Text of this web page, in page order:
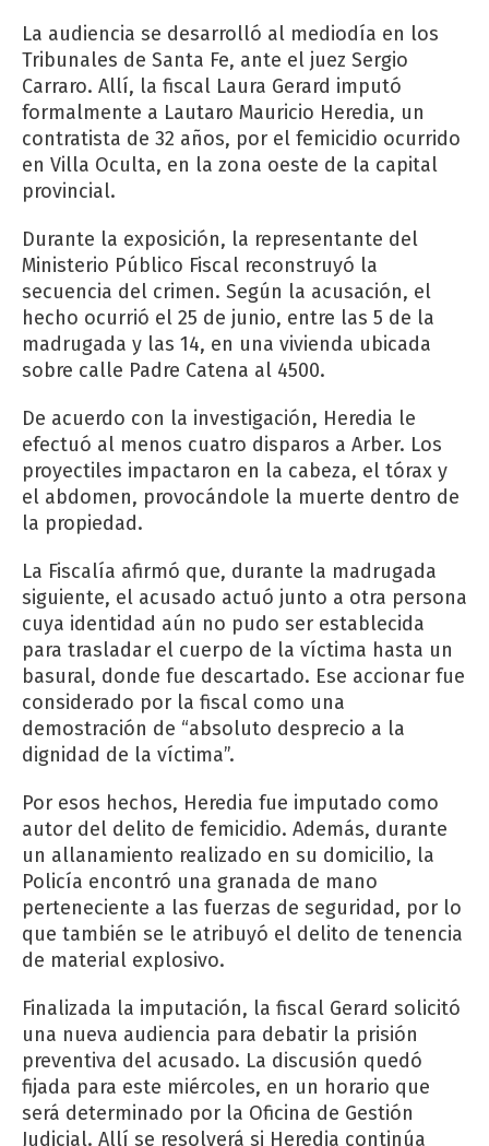
La audiencia se desarrolló al mediodía en los
Tribunales de Santa Fe, ante el juez Sergio
Carraro. Allí, la fiscal Laura Gerard imputó
formalmente a Lautaro Mauricio Heredia, un
contratista de 32 años, por el femicidio ocurrido
en Villa Oculta, en la zona oeste de la capital
provincial.
Durante la exposición, la representante del
Ministerio Público Fiscal reconstruyó la
secuencia del crimen. Según la acusación, el
hecho ocurrió el 25 de junio, entre las 5 de la
madrugada y las 14, en una vivienda ubicada
sobre calle Padre Catena al 4500.
De acuerdo con la investigación, Heredia le
efectuó al menos cuatro disparos a Arber. Los
proyectiles impactaron en la cabeza, el tórax y
el abdomen, provocándole la muerte dentro de
la propiedad.
La Fiscalía afirmó que, durante la madrugada
siguiente, el acusado actuó junto a otra persona
cuya identidad aún no pudo ser establecida
para trasladar el cuerpo de la víctima hasta un
basural, donde fue descartado. Ese accionar fue
considerado por la fiscal como una
demostración de “absoluto desprecio a la
dignidad de la víctima”.
Por esos hechos, Heredia fue imputado como
autor del delito de femicidio. Además, durante
un allanamiento realizado en su domicilio, la
Policía encontró una granada de mano
perteneciente a las fuerzas de seguridad, por lo
que también se le atribuyó el delito de tenencia
de material explosivo.
Finalizada la imputación, la fiscal Gerard solicitó
una nueva audiencia para debatir la prisión
preventiva del acusado. La discusión quedó
fijada para este miércoles, en un horario que
será determinado por la Oficina de Gestión
Judicial. Allí se resolverá si Heredia continúa